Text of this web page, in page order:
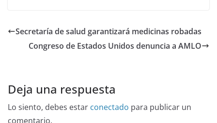
Secretaría de salud garantizará medicinas robadas
Congreso de Estados Unidos denuncia a AMLO
Deja una respuesta
Lo siento, debes estar conectado para publicar un
comentario.